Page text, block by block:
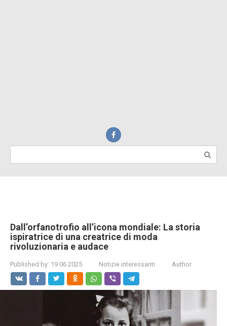
Dall’orfanotrofio all’icona mondiale: La storia
ispiratrice di una creatrice di moda
rivoluzionaria e audace
Published by: 19.06.2025 Notizie interessanti Author